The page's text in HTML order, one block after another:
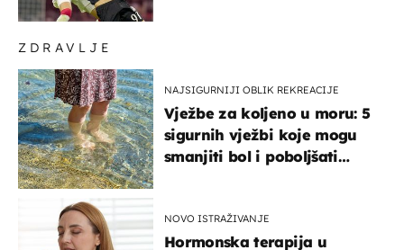
ZDRAVLJE
NAJSIGURNIJI OBLIK REKREACIJE
Vježbe za koljeno u moru: 5
sigurnih vježbi koje mogu
smanjiti bol i poboljšati
NOVO ISTRAŽIVANJE
Hormonska terapija u